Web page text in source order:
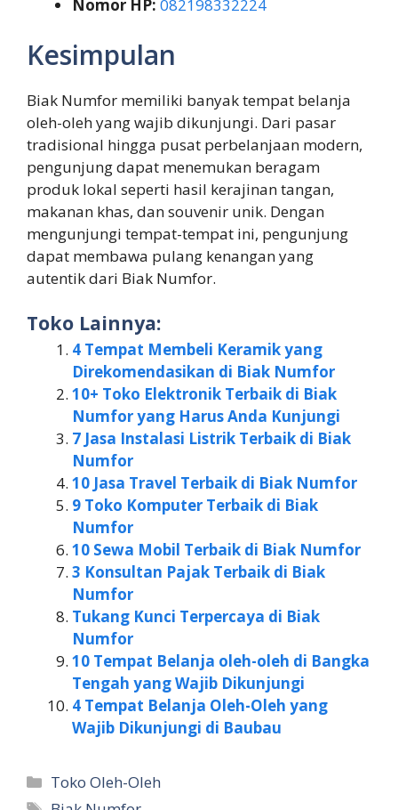
Nomor HP: 082198332224
Kesimpulan
Biak Numfor memiliki banyak tempat belanja
oleh-oleh yang wajib dikunjungi. Dari pasar
tradisional hingga pusat perbelanjaan modern,
pengunjung dapat menemukan beragam
produk lokal seperti hasil kerajinan tangan,
makanan khas, dan souvenir unik. Dengan
mengunjungi tempat-tempat ini, pengunjung
dapat membawa pulang kenangan yang
autentik dari Biak Numfor.
Toko Lainnya:
4 Tempat Membeli Keramik yang
Direkomendasikan di Biak Numfor
10+ Toko Elektronik Terbaik di Biak
Numfor yang Harus Anda Kunjungi
7 Jasa Instalasi Listrik Terbaik di Biak
Numfor
10 Jasa Travel Terbaik di Biak Numfor
9 Toko Komputer Terbaik di Biak
Numfor
10 Sewa Mobil Terbaik di Biak Numfor
3 Konsultan Pajak Terbaik di Biak
Numfor
Tukang Kunci Terpercaya di Biak
Numfor
10 Tempat Belanja oleh-oleh di Bangka
Tengah yang Wajib Dikunjungi
4 Tempat Belanja Oleh-Oleh yang
Wajib Dikunjungi di Baubau
Kategori
Toko Oleh-Oleh